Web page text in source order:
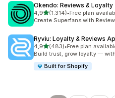
Okendo: Reviews & Loyalty
4,95 yıldız üzerinden
(1.314)
toplam 1314 değerlendirme
•Free plan
Create Superfans with
Ryviu: Loyalty & Reviews
4,95 yıldız üzerinden
(483)
toplam 483 değerlendirme
•Free plan
Build trust, grow loyalty —
Built for Shopify